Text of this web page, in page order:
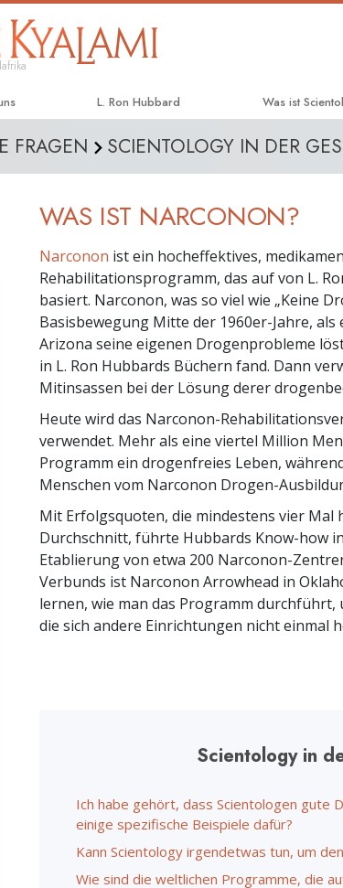
L. Ron Hubbard Was ist
Lernen Sie
Innerhalb
Die
Eine
Liebe und
FRAGEN SCIENTOLOGY IN DER
WAS IST NARCONON?
Narconon ist ein hocheffektives,
Rehabilitationsprogramm, das auf von L.
basiert. Narconon, was so viel wie „Keine
Basisbewegung Mitte der 1960er-Jahre,
Arizona seine eigenen Drogenprobleme
in L. Ron Hubbards Büchern fand. Dann
Mitinsassen bei der Lösung derer
Heute wird das Narconon-
verwendet. Mehr als eine viertel Million
Programm ein drogenfreies Leben,
Menschen vom Narconon Drogen-
Mit Erfolgsquoten, die mindestens vier
Durchschnitt, führte Hubbards Know-how
Etablierung von etwa 200 Narconon-
Verbunds ist Narconon Arrowhead in
lernen, wie man das Programm
die sich andere Einrichtungen nicht einmal
Scientology in
Ich habe gehört, dass Scientologen gute
einige spezifische Beispiele dafür?
Kann Scientology irgendetwas tun, um
Wie sind die weltlichen Programme, die